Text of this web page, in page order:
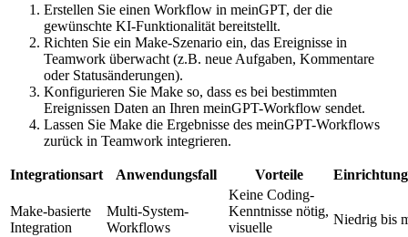
Erstellen Sie einen Workflow in meinGPT, der die
gewünschte KI-Funktionalität bereitstellt.
Richten Sie ein Make-Szenario ein, das Ereignisse in
Teamwork überwacht (z.B. neue Aufgaben, Kommentare
oder Statusänderungen).
Konfigurieren Sie Make so, dass es bei bestimmten
Ereignissen Daten an Ihren meinGPT-Workflow sendet.
Lassen Sie Make die Ergebnisse des meinGPT-Workflows
zurück in Teamwork integrieren.
Integrationsart Anwendungsfall Vorteile
Make-basierte
Integration
Multi-System-
Workflows
Keine Coding-
Kenntnisse nötig,
visuelle
Niedrig bis